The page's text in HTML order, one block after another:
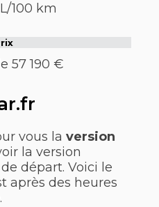
100 km
57 190 €
vous la version
la version
départ. Voici le
après des heures